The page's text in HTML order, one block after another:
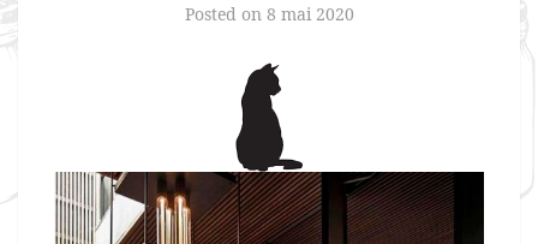
Posted on 8 mai 2020